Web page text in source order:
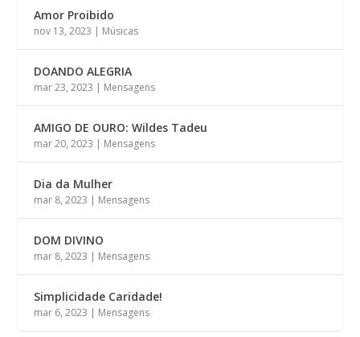
Amor Proibido
nov 13, 2023 | Músicas
DOANDO ALEGRIA
mar 23, 2023 | Mensagens
AMIGO DE OURO: Wildes Tadeu
mar 20, 2023 | Mensagens
Dia da Mulher
mar 8, 2023 | Mensagens
DOM DIVINO
mar 8, 2023 | Mensagens
Simplicidade Caridade!
mar 6, 2023 | Mensagens